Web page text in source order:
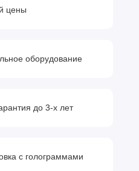
цены
оборудование
до 3-х лет
с голограммами